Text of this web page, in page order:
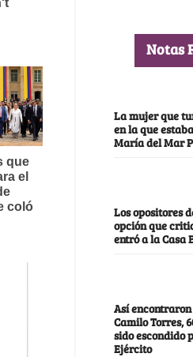
Notas
La mujer que
en la que
María del Mar
Los opositores
opción que
entró a la Casa
Así
Camilo Torres,
sido escondido
Ejército